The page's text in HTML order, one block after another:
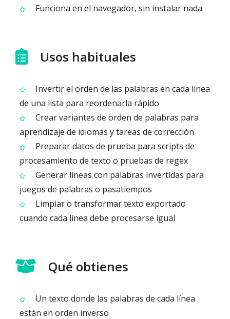
Funciona en el navegador, sin instalar nada
Usos habituales
Invertir el orden de las palabras en cada línea
de una lista para reordenarla rápido
Crear variantes de orden de palabras para
aprendizaje de idiomas y tareas de corrección
Preparar datos de prueba para scripts de
procesamiento de texto o pruebas de regex
Generar líneas con palabras invertidas para
juegos de palabras o pasatiempos
Limpiar o transformar texto exportado
cuando cada línea debe procesarse igual
Qué obtienes
Un texto donde las palabras de cada línea
están en orden inverso